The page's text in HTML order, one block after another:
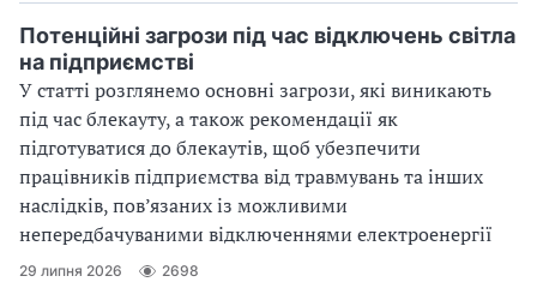
Потенційні загрози під час відключень світла
на підприємстві
У статті розглянемо основні загрози, які виникають
під час блекауту, а також рекомендації як
підготуватися до блекаутів, щоб убезпечити
працівників підприємства від травмувань та інших
наслідків, пов’язаних із можливими
непередбачуваними відключеннями електроенергії
29 липня 2026 2698